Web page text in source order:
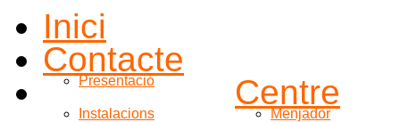
Inici
Contacte
Centre
Presentació
Instalacions Menjador